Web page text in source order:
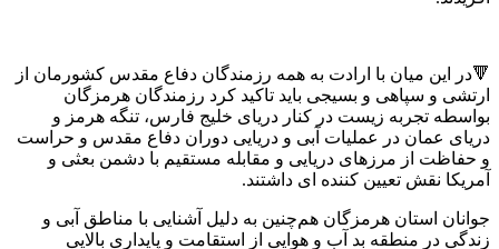
🔻در این میان با ارادت به همه رزمندگان دفاع مقدس کشورمان از
ارتشی و سپاهی و بسیجی باید تاکید کرد رزمندگان هرمزگان
بواسطه تجربه زیست در کنار دریای خلیج فارس، تنگه هرمز و
دریای عمان در عملیات آبی و دریایی دوران دفاع‌ مقدس و حراست
و حفاظت از مرزهای دریایی و مقابله مستقیم با دشمن بعثی و
آمریکا نقش تعیین کننده ای داشتند.
جوانان استان هرمزگان هم‌چنین به دلیل آشنایی با مناطق آبی و
زندگی در منطقه بد آب و هوایی از استقامت و پایداری بالایی